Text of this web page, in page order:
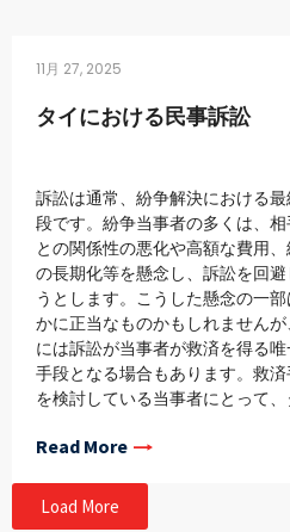
11月 27, 2025
タイにおける民事訴訟
訴訟は通常、紛争解決における
段です。紛争当事者の多くは、
との関係性の悪化や高額な費用
の長期化等を懸念し、訴訟を回避
うとします。こうした懸念の一
かに正当なものかもしれません
には訴訟が当事者が救済を得る
手段となる場合もあります。救
を検討している当事者にとって、
すく、公平かつバランスの取れた
とは有益です。
Read More
Load More